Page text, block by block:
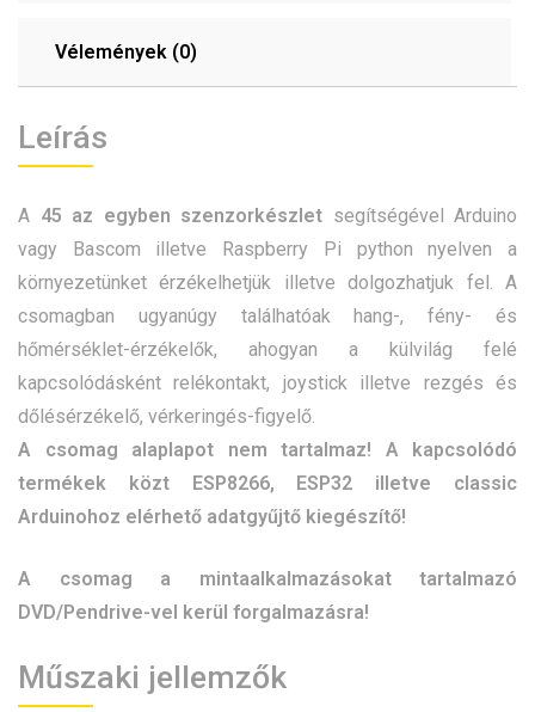
Vélemények (0)
Leírás
A 45 az egyben szenzorkészlet segítségével Arduino
vagy Bascom illetve Raspberry Pi python nyelven a
környezetünket érzékelhetjük illetve dolgozhatjuk fel. A
csomagban ugyanúgy találhatóak hang-, fény- és
hőmérséklet-érzékelők, ahogyan a külvilág felé
kapcsolódásként relékontakt, joystick illetve rezgés és
dőlésérzékelő, vérkeringés-figyelő.
A csomag alaplapot nem tartalmaz! A kapcsolódó
termékek közt ESP8266, ESP32 illetve classic
Arduinohoz elérhető adatgyűjtő kiegészítő!
A csomag a mintaalkalmazásokat tartalmazó
DVD/Pendrive-vel kerül forgalmazásra!
Műszaki jellemzők